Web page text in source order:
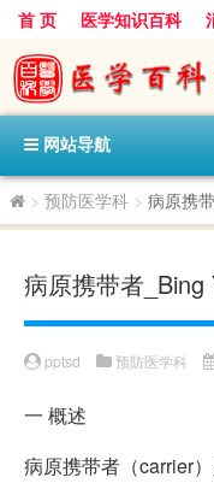
首 页 医学知识百科
心血管病科
呼吸科
内分泌科
口腔科
网站导航
> 预防医学科 > 病原携
病原携带者
pptsd 预防医学科
一 概述
病原携带者（carrier